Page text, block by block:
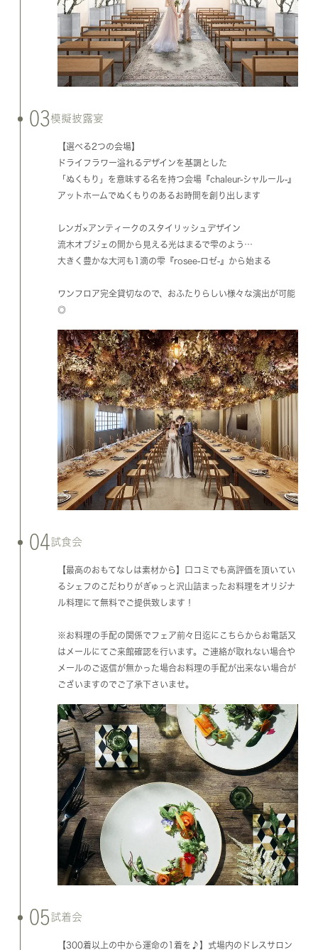
03模擬披露宴
【選べる2つの会場】
ドライフラワー溢れるデザインを基調とした
「ぬくもり」を意味する名を持つ会場『chaleur-シャルール-』
アットホームでぬくもりのあるお時間を創り出します
レンガ×アンティークのスタイリッシュデザイン
流木オブジェの間から見える光はまるで雫のよう…
大きく豊かな大河も1滴の雫『rosee-ロゼ-』から始まる
ワンフロア完全貸切なので、おふたりらしい様々な演出が可能
◎
04試食会
【最高のおもてなしは素材から】口コミでも高評価を頂いてい
るシェフのこだわりがぎゅっと沢山詰まったお料理をオリジナ
ル料理にて無料でご提供致します！
※お料理の手配の関係でフェア前々日迄にこちらからお電話又
はメールにてご来館確認を行います。ご連絡が取れない場合や
メールのご返信が無かった場合お料理の手配が出来ない場合が
ございますのでご了承下さいませ。
05 試着会
【300着以上の中から運命の1着を♪】式場内のドレスサロン